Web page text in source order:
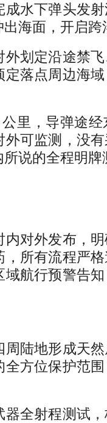
水下弹头发
海面，开启跨
划定沿途禁
落点周边海
里，导弹途
可监测，没
说的全程明牌
对外发布，
所有流程严
航行预警告
陆地形成天
方位保护范
全射程测试